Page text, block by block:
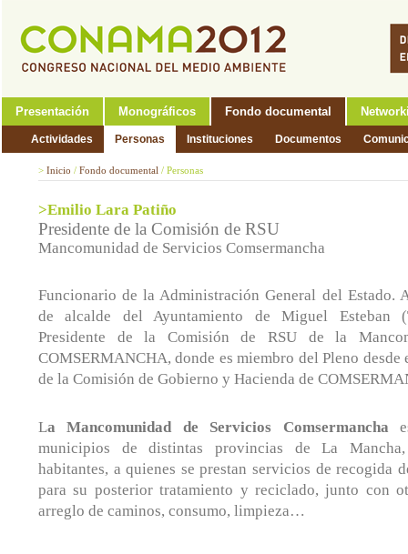
Presentación Monográficos Fondo documental
Actividades Personas Instituciones Documentos
> Inicio / Fondo documental / Personas
>Emilio Lara Patiño
Presidente de la Comisión de RSU
Mancomunidad de Servicios Comsermancha
Funcionario de la Administración General del Estado.
de alcalde del Ayuntamiento de Miguel Esteban
Presidente de la Comisión de RSU de la
COMSERMANCHA, donde es miembro del Pleno
de la Comisión de Gobierno y Hacienda de
La Mancomunidad de Servicios Comsermancha
municipios de distintas provincias de La
habitantes, a quienes se prestan servicios de recogida
para su posterior tratamiento y reciclado, junto con
arreglo de caminos, consumo, limpieza…